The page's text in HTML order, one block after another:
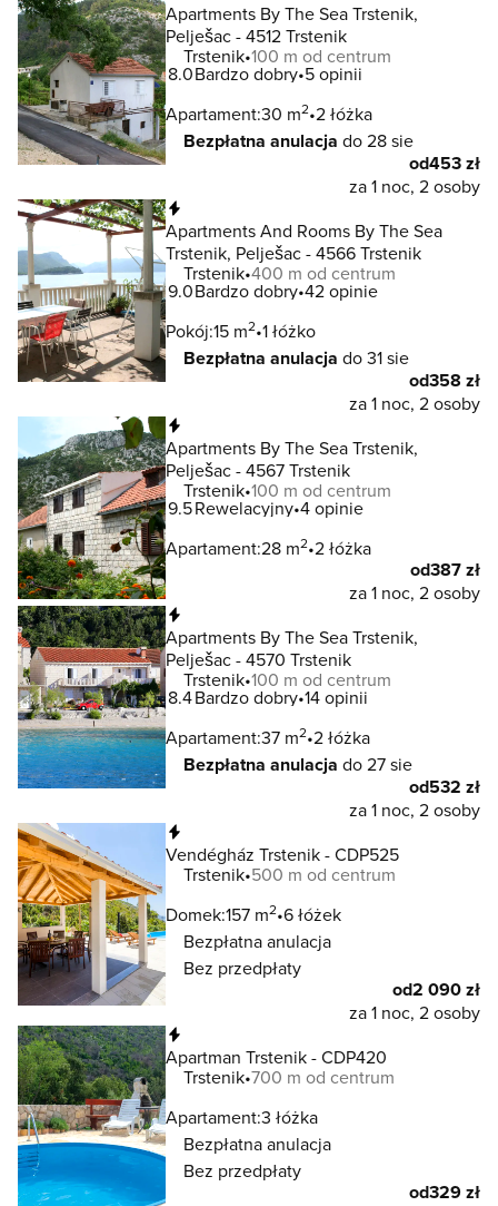
Apartments By The Sea Trstenik,
Pelješac - 4512 Trstenik
Trstenik 100 m od centrum
8.0Bardzo dobry 5 opinii
Apartament:30 m2 2 łóżka
Bezpłatna anulacja do 28 sie
od453 zł
za 1 noc, 2 osoby
Apartments And Rooms By The Sea
Trstenik, Pelješac - 4566 Trstenik
Trstenik 400 m od centrum
9.0Bardzo dobry 42 opinie
Pokój:15 m2 1 łóżko
Bezpłatna anulacja do 31 sie
od358 zł
za 1 noc, 2 osoby
Apartments By The Sea Trstenik,
Pelješac - 4567 Trstenik
Trstenik 100 m od centrum
9.5Rewelacyjny 4 opinie
Apartament:28 m2 2 łóżka
od387 zł
za 1 noc, 2 osoby
Apartments By The Sea Trstenik,
Pelješac - 4570 Trstenik
Trstenik 100 m od centrum
8.4Bardzo dobry 14 opinii
Apartament:37 m2 2 łóżka
Bezpłatna anulacja do 27 sie
od532 zł
za 1 noc, 2 osoby
Vendégház Trstenik - CDP525
Trstenik 500 m od centrum
Domek:157 m2 6 łóżek
Bezpłatna anulacja
Bez przedpłaty
od2 090 zł
za 1 noc, 2 osoby
Apartman Trstenik - CDP420
Trstenik 700 m od centrum
Apartament:3 łóżka
Bezpłatna anulacja
Bez przedpłaty
od329 zł